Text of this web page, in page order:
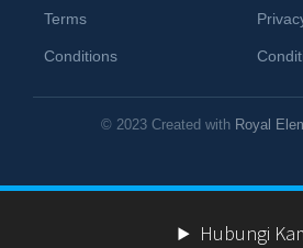
Terms
Conditions
© 2023 Created with Royal
Hubungi